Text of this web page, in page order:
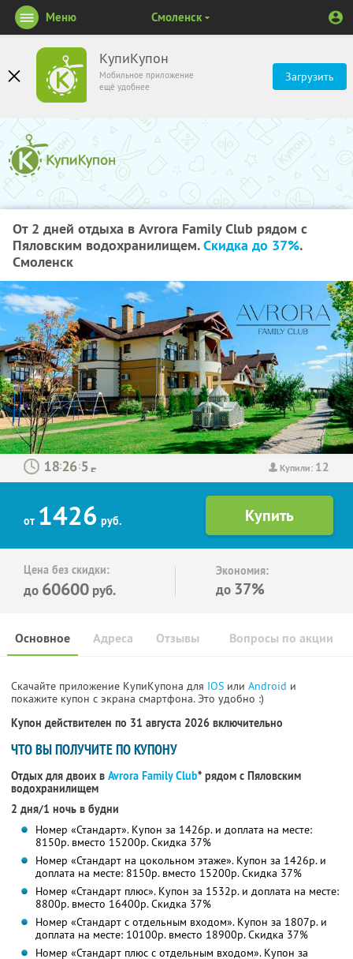
КупиКупон
Мобильное приложение
ещё удобнее
Загрузить
Меню Смоленск
От 2 дней отдыха в Avrora Family Club рядом с
Пяловским водохранилищем.Скидка до 37%.
Смоленск
Купили: 12
: :
от 1426 руб.
Цена без скидки:
до 60600 руб.
Экономия:
до 37%
Основное Отзывы Вопросы по акции
Адреса
Скачайте приложение КупиКупона для IOS или Android и
покажите купон с экрана смартфона. Это удобно :)
Купон действителен по 31 августа 2026 включительно
ЧТО ВЫ ПОЛУЧИТЕ ПО КУПОНУ
Отдых для двоих в Avrora Family Club* рядом с Пяловским
водохранилищем
2 дня/1 ночь в будни
Номер «Стандарт». Купон за 1426р. и доплата на месте:
8150р. вместо 15200р. Скидка 37%
Номер «Стандарт на цокольном этаже». Купон за 1426р. и
доплата на месте: 8150р. вместо 15200р. Скидка 37%
Номер «Стандарт плюс». Купон за 1532р. и доплата на месте:
8800р. вместо 16400р. Скидка 37%
Номер «Стандарт с отдельным входом». Купон за 1807р. и
доплата на месте: 10100р. вместо 18900р. Скидка 37%
Номер «Стандарт плюс с отдельным входом». Купон за